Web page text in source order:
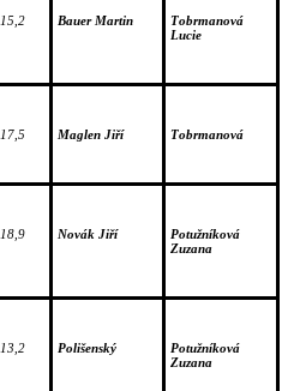
15,2 Bauer Martin
Tobrmanová
Lucie
17,5 Maglen Jiří Tobrmanová
18,9 Novák Jiří
Potužníková
Zuzana
13,2 Polišenský
Potužníková
Zuzana